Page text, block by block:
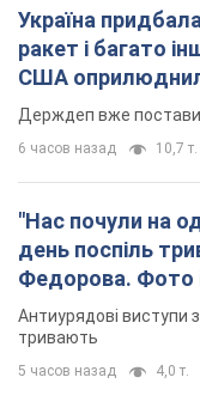
день поспіль
Федорова. Фото
Антиурядові виступи